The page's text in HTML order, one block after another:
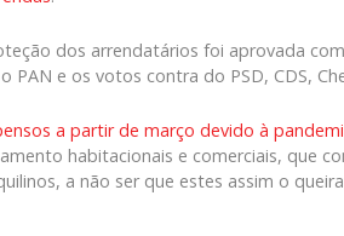
dos arrendatários foi aprovada
PAN e os votos contra do PSD, CDS,
a partir de março devido à
habitacionais e comerciais, que
a não ser que estes assim o